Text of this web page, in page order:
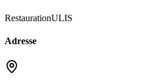
RestaurationULIS
Adresse